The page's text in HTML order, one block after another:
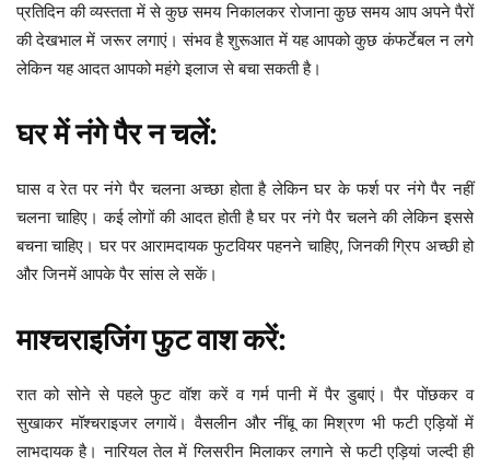
प्रतिदिन की व्यस्तता में से कुछ समय निकालकर रोजाना कुछ समय आप अपने पैरों
की देखभाल में जरूर लगाएं। संभव है शुरूआत में यह आपको कुछ कंफर्टेबल न लगे
लेकिन यह आदत आपको महंगे इलाज से बचा सकती है।
घर में नंगे पैर न चलें:
घास व रेत पर नंगे पैर चलना अच्छा होता है लेकिन घर के फर्श पर नंगे पैर नहीं
चलना चाहिए। कई लोगों की आदत होती है घर पर नंगे पैर चलने की लेकिन इससे
बचना चाहिए। घर पर आरामदायक फुटवियर पहनने चाहिए, जिनकी ग्रिप अच्छी हो
और जिनमें आपके पैर सांस ले सकें।
माश्चराइजिंग फुट वाश करें:
रात को सोने से पहले फुट वॉश करें व गर्म पानी में पैर डुबाएं। पैर पोंछकर व
सुखाकर मॉश्चराइजर लगायें। वैसलीन और नींबू का मिश्रण भी फटी एड़ियों में
लाभदायक है। नारियल तेल में ग्लिसरीन मिलाकर लगाने से फटी एड़ियां जल्दी ही